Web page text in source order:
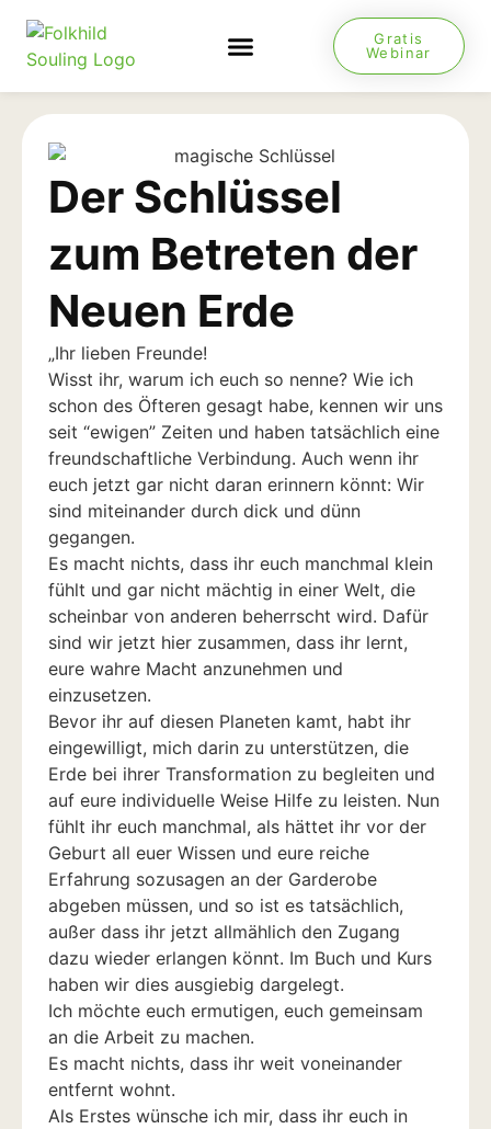
Gratis
Webinar
Der Schlüssel
zum Betreten der
Neuen Erde
„Ihr lieben Freunde!
Wisst ihr, warum ich euch so nenne? Wie ich
schon des Öfteren gesagt habe, kennen wir uns
seit “ewigen” Zeiten und haben tatsächlich eine
freundschaftliche Verbindung. Auch wenn ihr
euch jetzt gar nicht daran erinnern könnt: Wir
sind miteinander durch dick und dünn
gegangen.
Es macht nichts, dass ihr euch manchmal klein
fühlt und gar nicht mächtig in einer Welt, die
scheinbar von anderen beherrscht wird. Dafür
sind wir jetzt hier zusammen, dass ihr lernt,
eure wahre Macht anzunehmen und
einzusetzen.
Bevor ihr auf diesen Planeten kamt, habt ihr
eingewilligt, mich darin zu unterstützen, die
Erde bei ihrer Transformation zu begleiten und
auf eure individuelle Weise Hilfe zu leisten. Nun
fühlt ihr euch manchmal, als hättet ihr vor der
Geburt all euer Wissen und eure reiche
Erfahrung sozusagen an der Garderobe
abgeben müssen, und so ist es tatsächlich,
außer dass ihr jetzt allmählich den Zugang
dazu wieder erlangen könnt. Im Buch und Kurs
haben wir dies ausgiebig dargelegt.
Ich möchte euch ermutigen, euch gemeinsam
an die Arbeit zu machen.
Es macht nichts, dass ihr weit voneinander
entfernt wohnt.
Als Erstes wünsche ich mir, dass ihr euch in